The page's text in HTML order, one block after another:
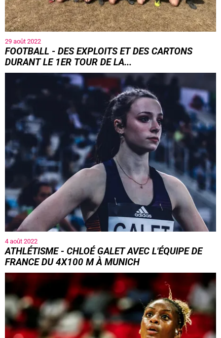
29 août 2022
FOOTBALL - DES EXPLOITS ET DES CARTONS
DURANT LE 1ER TOUR DE LA...
4 août 2022
ATHLÉTISME - CHLOÉ GALET AVEC L'ÉQUIPE DE
FRANCE DU 4X100 M À MUNICH